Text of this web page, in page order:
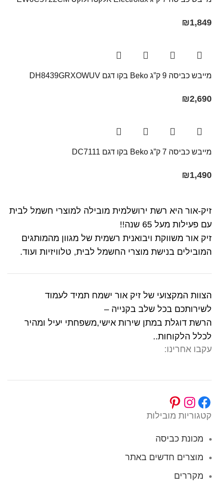
₪1,849
מייבש כביסה 9 ק”ג Beko בקו ‏דגם DH8439GRXOWUV
₪2,690
מייבש כביסה 7 ק”ג Beko בקו ‏דגם DC7111
₪1,490
זיק-אור היא רשת ירושלמית מובילה למוצרי חשמל לבית
עם פעילות מעל 65 שנה!!
זיק אור משווקת ויבואנית רשמית של מגוון מהמותגים
המובילים בנישת מוצרי החשמל לבית, טלוויזיות ועוד.
הצוות המקצועי של זיק אור ישמח תמיד לעמוד
לשירותכם בכל שלב בקנייה –
הרשת דוגלת במתן שירות אישי,משפחתי יעיל ומהיר
לכלל הלקוחות..
עקבו אחרינו:
קטגוריות מובילות
מכונת כביסה
מוצרים חדשים באתר
מקררים